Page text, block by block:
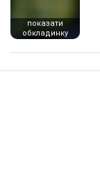
показати
обкладинку